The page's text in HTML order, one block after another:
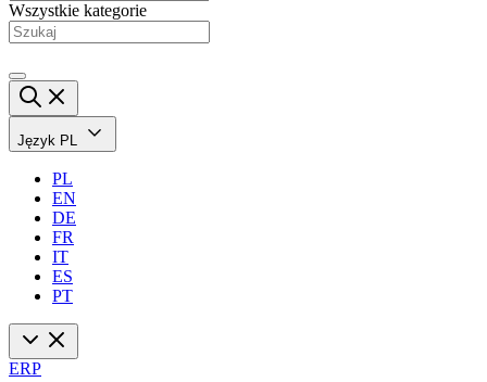
Wszystkie kategorie
Język PL
PL
EN
DE
FR
IT
ES
PT
ERP